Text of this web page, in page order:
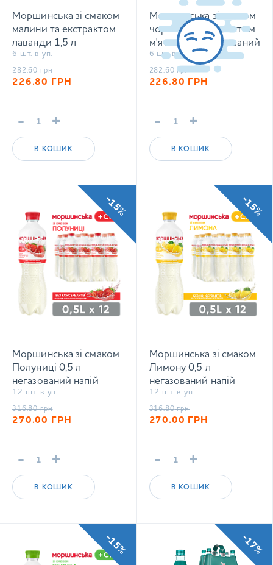
Моршинська зі смаком
малини та екстрактом
лаванди 1,5 л
негазований напій
6 шт. в уп.
282.60 грн
226.80 ГРН
- +
В КОШИК
Моршинська зі смаком
чорниці та екстрактом
м'яти 1,5 л негазований
напій
6 шт. в уп.
282.60 грн
226.80 ГРН
- +
В КОШИК
Моршинська зі смаком
Полуниці 0,5 л
негазований напій
12 шт. в уп.
316.80 грн
270.00 ГРН
- +
В КОШИК
-15%
Моршинська зі смаком
Лимону 0,5 л
негазований напій
12 шт. в уп.
316.80 грн
270.00 ГРН
- +
В КОШИК
-15%
-15% -17%